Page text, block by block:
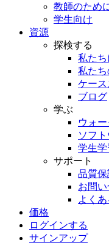
教師のため
学生向け
資源
探検する
私た
私たち
ケース
ブログ
学ぶ
ウォ
ソフ
学生
サポート
品質保
お問
よく
価格
ログインする
サインアップ